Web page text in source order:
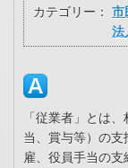
カテゴリー：
市
法
「従業者」とは
当、賞与等）の
雇、役員手当の